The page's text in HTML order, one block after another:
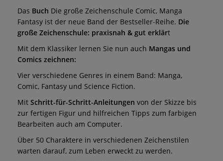
Das Buch Die große Zeichenschule Comic, Manga
Fantasy ist der neue Band der Bestseller-Reihe. Die
große Zeichenschule: praxisnah & gut erklärt
Mit dem Klassiker lernen Sie nun auch Mangas und
Comics zeichnen:
Vier verschiedene Genres in einem Band: Manga,
Comic, Fantasy und Science Fiction.
Mit Schritt-für-Schritt-Anleitungen von der Skizze bis
zur fertigen Figur und hilfreichen Tipps zum farbigen
Bearbeiten auch am Computer.
Über 50 Charaktere in verschiedenen Zeichenstilen
warten darauf, zum Leben erweckt zu werden.